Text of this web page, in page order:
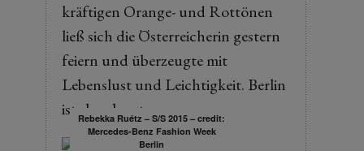
kräftigen Orange- und Rottönen
ließ sich die Österreicherin gestern
feiern und überzeugte mit
Lebenslust und Leichtigkeit. Berlin
ist eben bunt.
Rebekka Ruétz – S/S 2015 – credit:
Mercedes-Benz Fashion Week
Berlin